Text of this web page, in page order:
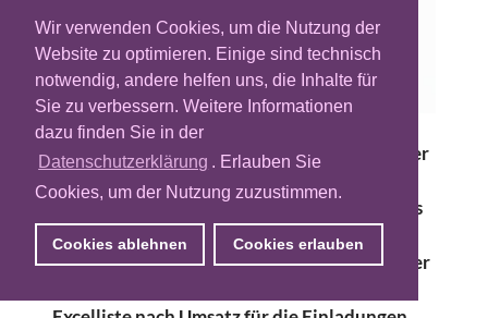
Wir verwenden Cookies, um die Nutzung der
Website zu optimieren. Einige sind technisch
notwendig, andere helfen uns, die Inhalte für
Sie zu verbessern. Weitere Informationen
dazu finden Sie in der
Datenschutzerklärung . Erlauben Sie
Cookies, um der Nutzung zuzustimmen.
Cookies ablehnen Cookies erlauben
Fast jedes Unternehmen nutzt an irgendeiner
Stelle Technologie für das Marketing und
verarbeitet dabei natürlich auch Daten. Dies
kann etwa im Rahmen eines Mailprogramms
für den nächsten E-Mail-Newsletter sein oder